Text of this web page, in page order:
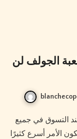
لعبة الجولف لن
الأمر أسرع كثيرًا